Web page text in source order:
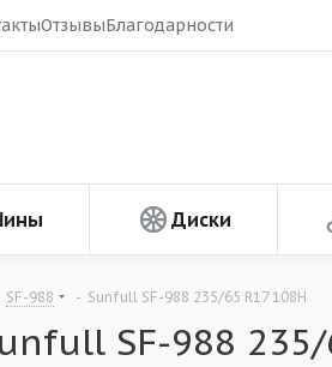
ОтзывыБлагодарности
Диски
SF-988 - Sunfull SF-988 235/65 R17 108H
SF-988 235/